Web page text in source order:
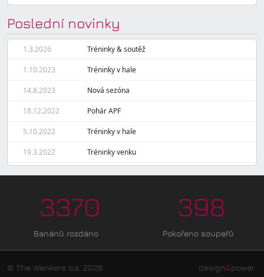
Poslední novinky
1.3.2026 Tréninky & soutěž
1.10.2023 Tréninky v hale
14.8.2023 Nová sezóna
18.12.2022 Pohár APF
5.10.2022 Tréninky v hale
19.3.2022 Tréninky venku
3370
Banánů rozdáno
398
Pokořeno soupeřů
© The Wankers o.s. 2026 design&power